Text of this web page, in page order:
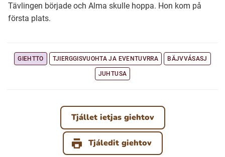
Tävlingen började och Alma skulle hoppa. Hon kom på
första plats.
GIEHTTO TJIERGGISVUOHTA JA EVENTUVRRA BÄJVVÁSASJ
JUHTUSA
Tjállet ietjas giehtov
Tjáledit giehtov